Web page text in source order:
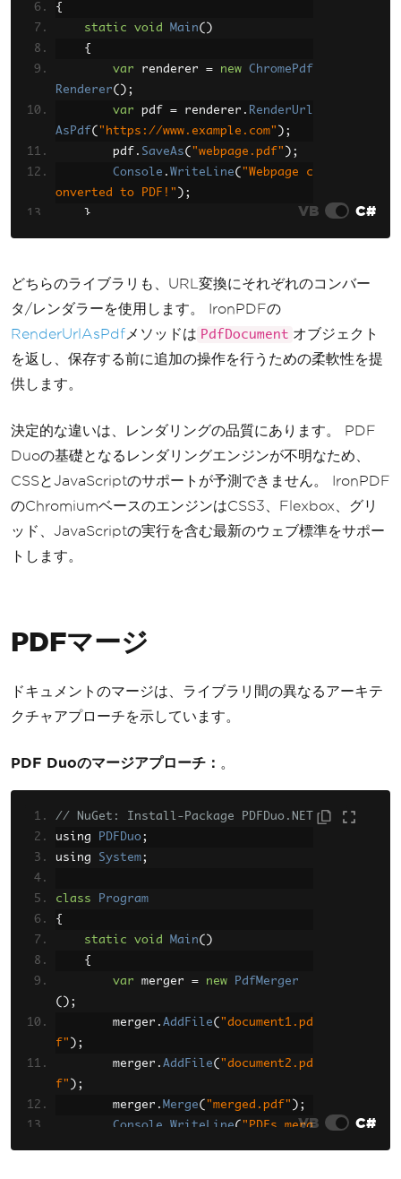
{
static
void Main()
{
var renderer = new
ChromePdf
Renderer();
var pdf = renderer . RenderUrl
AsPdf( "https://www.example.com" );
        pdf
. SaveAs( "webpage.pdf" );
Console . WriteLine( "Webpage c
onverted to PDF!" );
}
VB C#
どちらのライブラリも、URL変換にそれぞれのコンバー
タ/レンダラーを使用します。 IronPDFの
RenderUrlAsPdf メソッドは PdfDocument オブジェクト
を返し、保存する前に追加の操作を行うための柔軟性を提
供します。
決定的な違いは、レンダリングの品質にあります。 PDF
Duoの基礎となるレンダリングエンジンが不明なため、
CSSとJavaScriptのサポートが予測できません。 IronPDF
のChromiumベースのエンジンはCSS3、Flexbox、グリ
ッド、JavaScriptの実行を含む最新のウェブ標準をサポー
トします。
PDFマージ
ドキュメントのマージは、ライブラリ間の異なるアーキテ
クチャアプローチを示しています。
PDF Duoのマージアプローチ： 。
// NuGet: Install-Package PDFDuo.NET
using
PDFDuo;
using System;
class
Program
{
static
void Main()
{
var merger = new
PdfMerger
();
        merger
. AddFile( "document1.pd
f" );
        merger
. AddFile( "document2.pd
f" );
        merger
. Merge( "merged.pdf" );
Console
WriteLine( "PDFs merg
VB C#